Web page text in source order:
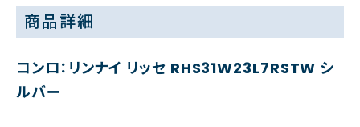
商品詳細
コンロ： リンナイ リッセ RHS31W23L7RSTW シ
ルバー